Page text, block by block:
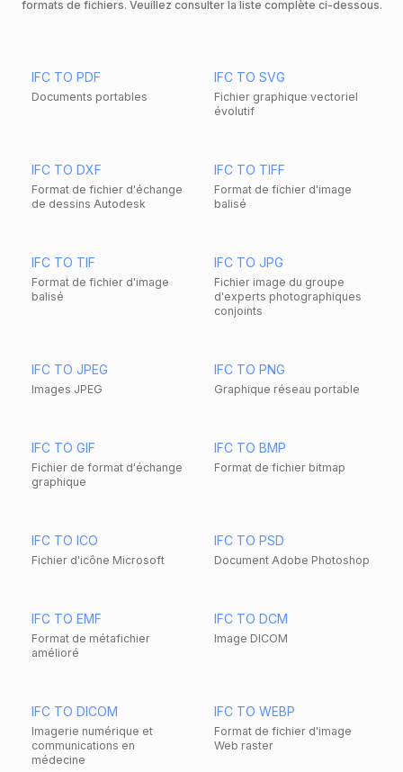
formats de fichiers. Veuillez consulter la liste complète ci-dessous.
IFC TO PDF
Documents portables
IFC TO SVG
Fichier graphique vectoriel
évolutif
IFC TO DXF
Format de fichier d'échange
de dessins Autodesk
IFC TO TIFF
Format de fichier d'image
balisé
IFC TO TIF
Format de fichier d'image
balisé
IFC TO JPG
Fichier image du groupe
d'experts photographiques
conjoints
IFC TO JPEG
Images JPEG
IFC TO PNG
Graphique réseau portable
IFC TO GIF
Fichier de format d'échange
graphique
IFC TO BMP
Format de fichier bitmap
IFC TO ICO
Fichier d'icône Microsoft
IFC TO PSD
Document Adobe Photoshop
IFC TO EMF
Format de métafichier
amélioré
IFC TO DCM
Image DICOM
IFC TO DICOM
Imagerie numérique et
communications en
médecine
IFC TO WEBP
Format de fichier d'image
Web raster